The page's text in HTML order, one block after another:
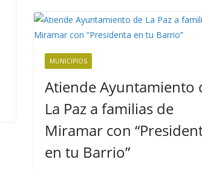
MUNICIPIOS
Atiende Ayuntamiento
La Paz a familias de
Miramar con
en tu Barrio”